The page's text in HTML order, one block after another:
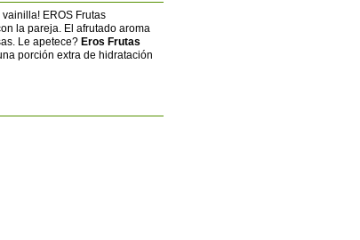
EROS Frutas
la pareja. El afrutado aroma
Le apetece? Eros Frutas
porción extra de hidratación